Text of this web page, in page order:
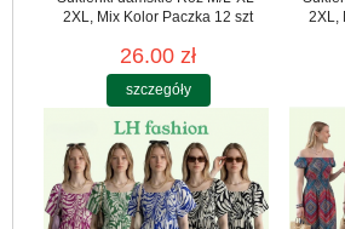
2XL, Mix Kolor Paczka 12 szt
26.00 zł
szczegóły
2XL,